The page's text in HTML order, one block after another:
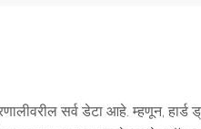
सर्व डेटा आहे. म्हणून, हार्ड